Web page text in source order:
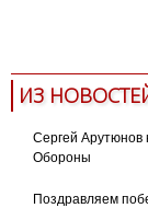
ИЗ
Сергей Арутюнов
Обороны
Поздравляем